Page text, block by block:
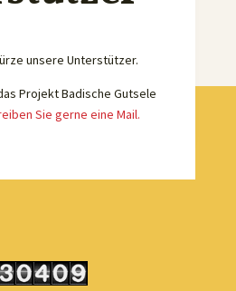
unsere Unterstützer.
Projekt Badische Gutsele
Sie gerne eine Mail.